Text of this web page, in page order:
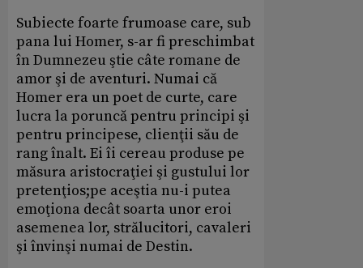
Subiecte foarte frumoase care, sub
pana lui Homer, s-ar fi preschimbat
în Dumnezeu ştie câte romane de
amor şi de aventuri. Numai că
Homer era un poet de curte, care
lucra la poruncă pentru principi şi
pentru principese, clienţii său de
rang înalt. Ei îi cereau produse pe
măsura aristocraţiei şi gustului lor
pretenţios;pe aceştia nu-i putea
emoţiona decât soarta unor eroi
asemenea lor, strălucitori, cavaleri
şi învinşi numai de Destin.